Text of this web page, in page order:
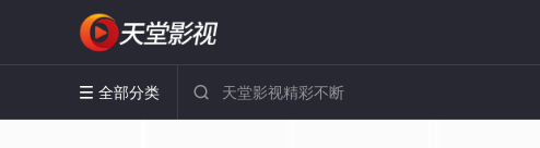
 全部分类 